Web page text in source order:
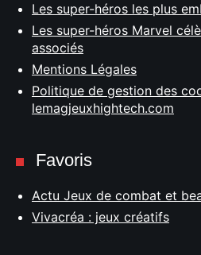
Les super-héros les plus
Les super-héros Marvel
associés
Mentions Légales
Politique de gestion des
lemagjeuxhightech.com
Favoris
Actu Jeux de combat et
Vivacréa : jeux créatifs